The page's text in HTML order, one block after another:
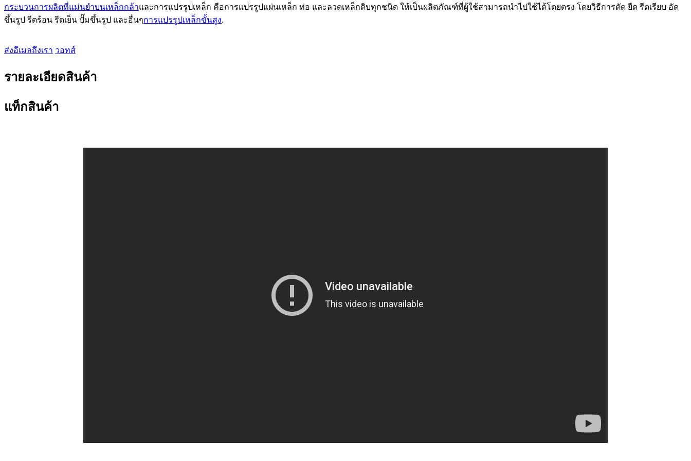
กระบวนการผลิตที่แม่นยำบนเหล็กกล้าและการแปรรูปเหล็ก คือการแปรรูปแผ่นเหล็ก ท่อ และลวดเหล็กดิบทุกชนิด ให้เป็นผลิตภัณฑ์ที่ผู้ใช้สามารถนำไปใช้ได้โดยตรง โดยวิธีการตัด ยืด รีดเรียบ อัด
ขึ้นรูป รีดร้อน รีดเย็น ปั๊มขึ้นรูป และอื่นๆการแปรรูปเหล็กขั้นสูง.
ส่งอีเมลถึงเรา วอทส์
รายละเอียดสินค้า
แท็กสินค้า